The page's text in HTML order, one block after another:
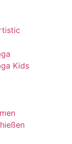
Kids